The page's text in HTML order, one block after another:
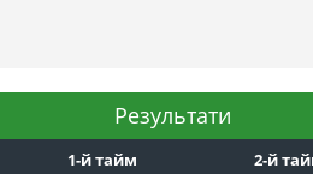
Результати
1-й тайм
2-й